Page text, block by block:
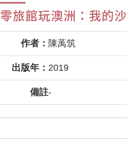
零旅館玩澳洲：我的
作者： 陳萭筑
出版年： 2019
備註-